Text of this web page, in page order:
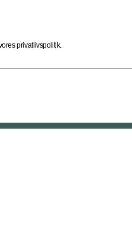
privatlivspolitik.